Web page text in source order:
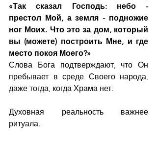
«Так сказал Господь: небо -
престол Мой, а земля - подножие
ног Моих. Что это за дом, который
вы (можете) построить Мне, и где
место покоя Моего?»
Слова Бога подтверждают, что Он
пребывает в среде Своего народа,
даже тогда, когда Храма нет.
Духовная реальность важнее
ритуала.